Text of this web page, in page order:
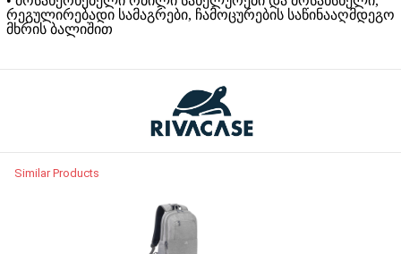
რეგულირებადი სამაგრები, ჩამოცურების საწინააღმდეგო
მხრის ბალიშით
Similar Products